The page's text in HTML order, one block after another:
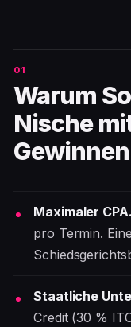
Warum
Nische
Maximaler CPA.
pro Termin.
Staatliche
Credit (30 %